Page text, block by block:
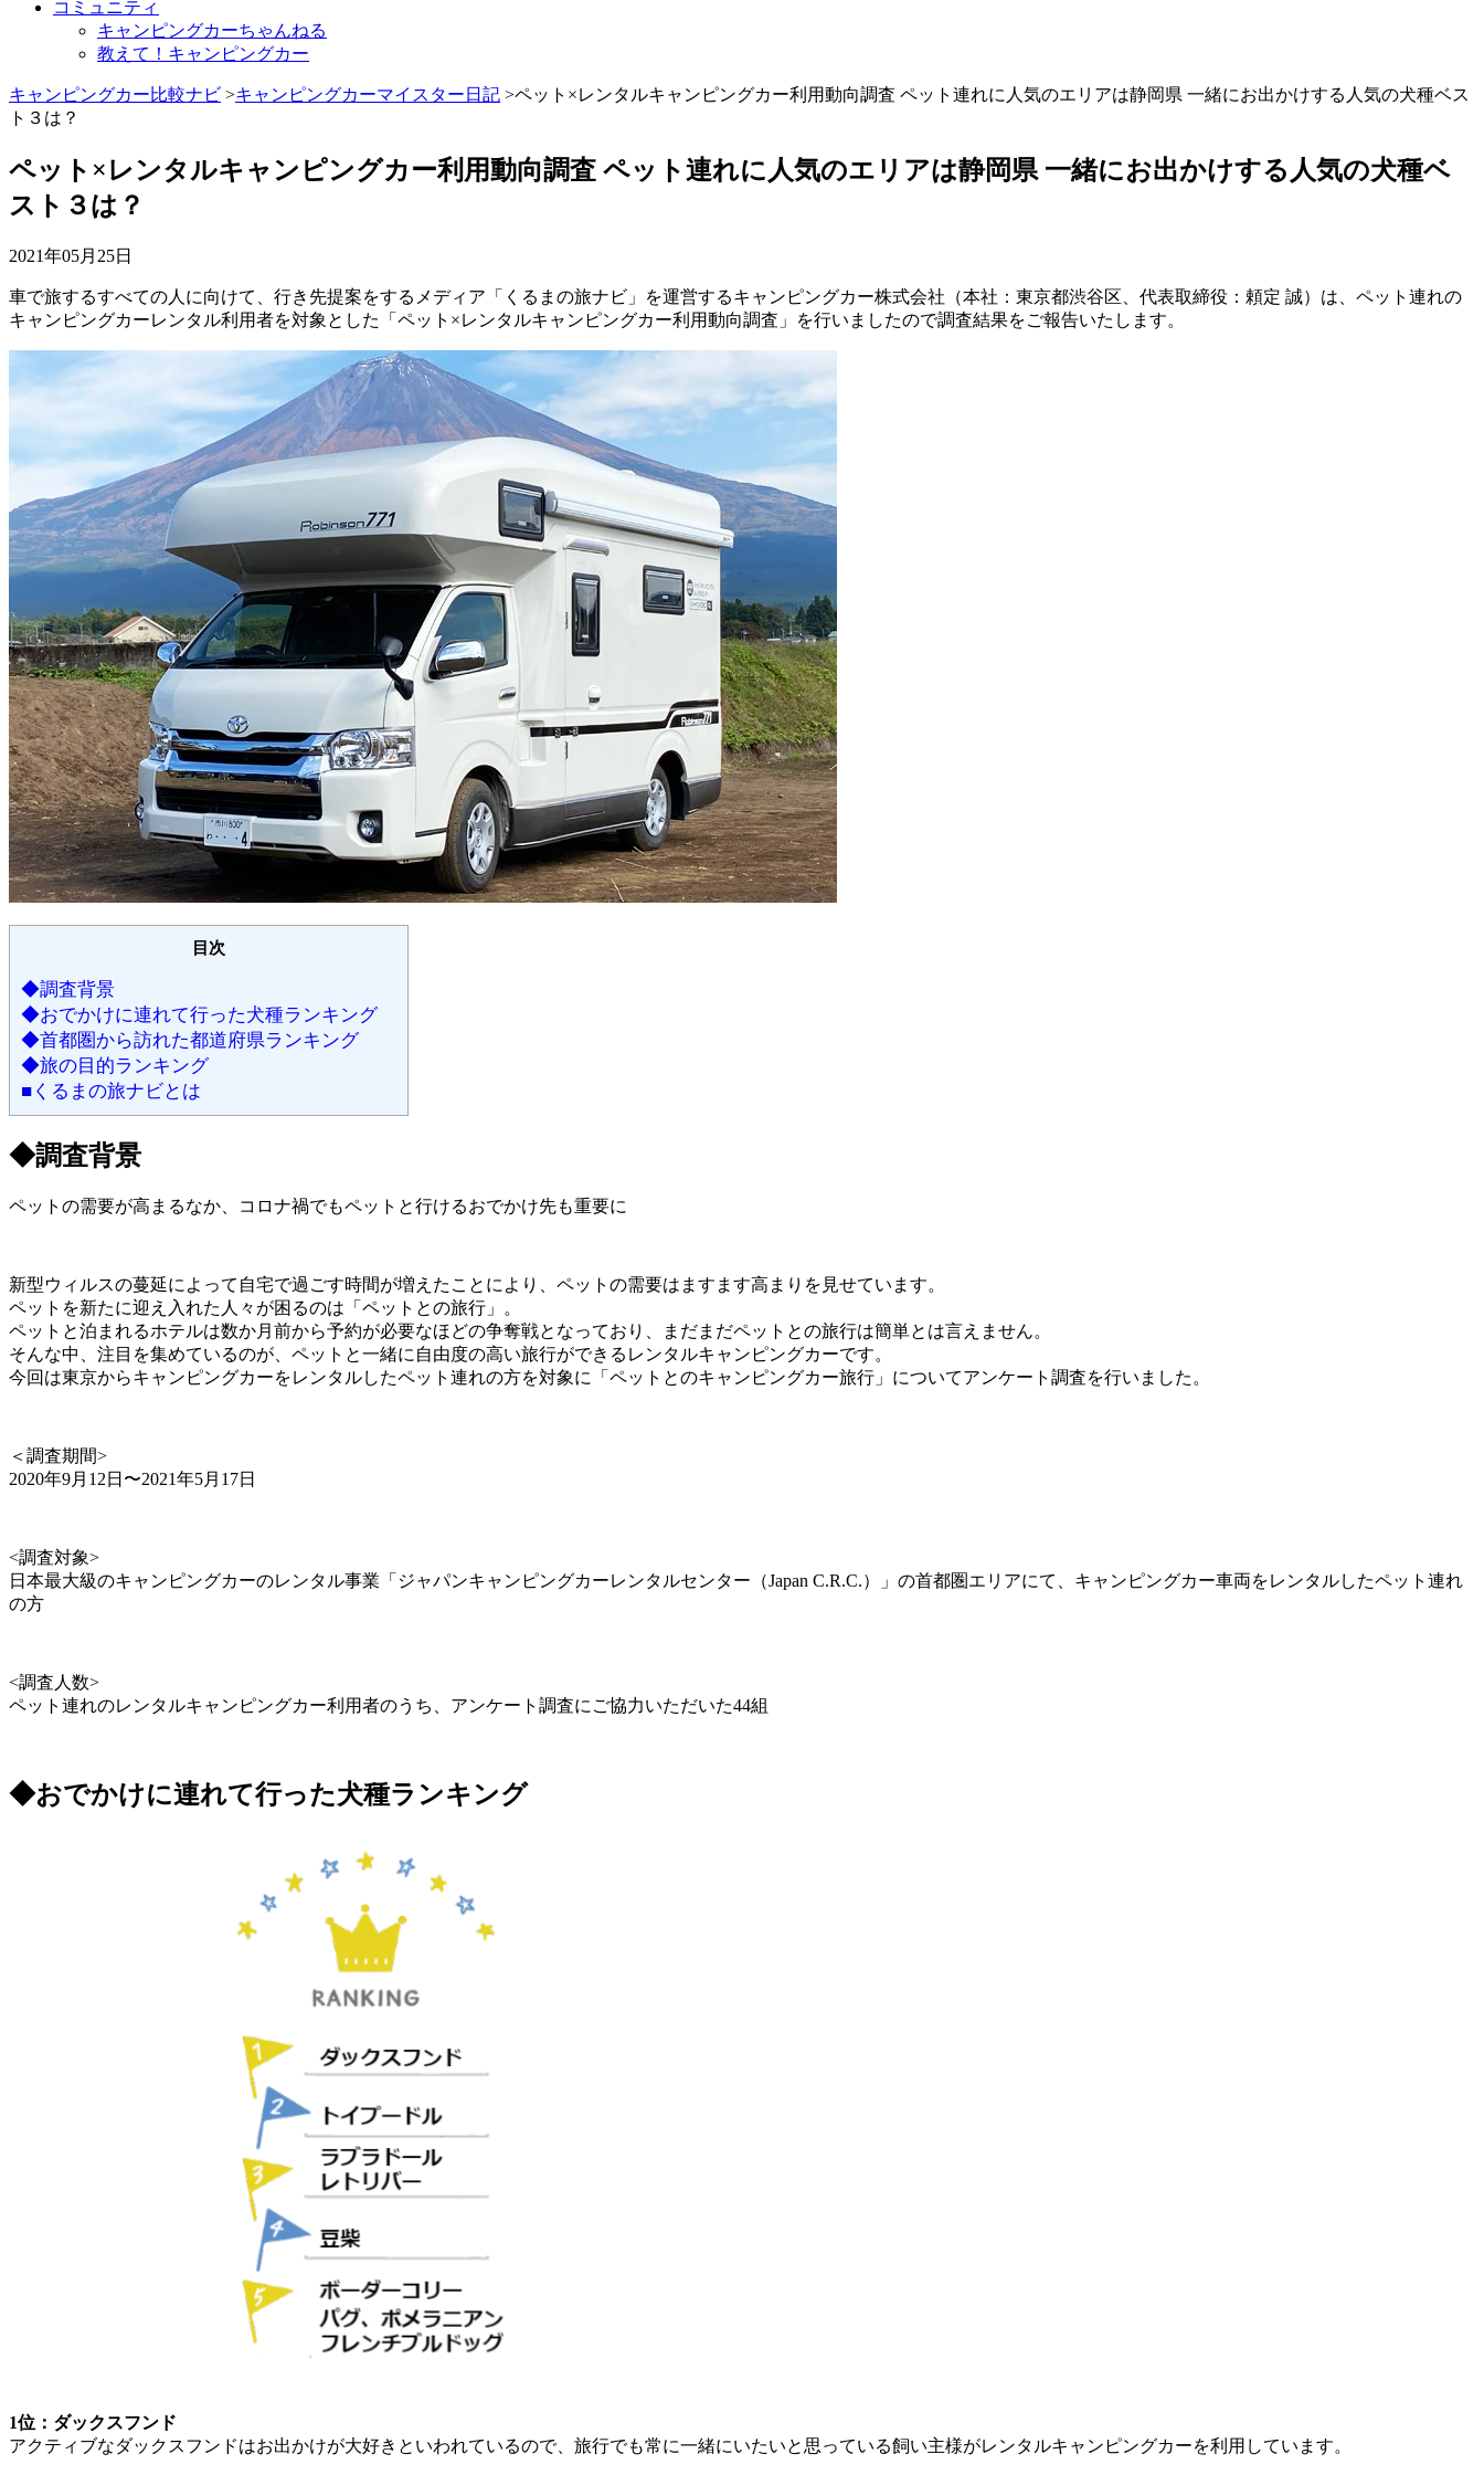
コミュニティ
キャンピングカーちゃんねる
教えて！キャンピングカー
キャンピングカー比較ナビ >キャンピングカーマイスター日記 >ペット×レンタルキャンピングカー利用動向調査 ペット連れに人気のエリアは静岡県 一緒にお出かけする人気の犬種ベス
ト３は？
ペット×レンタルキャンピングカー利用動向調査 ペット連れに人気のエリアは静岡県 一緒にお出かけする人気の犬種ベ
スト３は？
2021年05月25日
車で旅するすべての人に向けて、行き先提案をするメディア「くるまの旅ナビ」を運営するキャンピングカー株式会社（本社：東京都渋谷区、代表取締役：頼定 誠）は、ペット連れの
キャンピングカーレンタル利用者を対象とした「ペット×レンタルキャンピングカー利用動向調査」を行いましたので調査結果をご報告いたします。
目次
◆調査背景
◆おでかけに連れて行った犬種ランキング
◆首都圏から訪れた都道府県ランキング
◆旅の目的ランキング
■くるまの旅ナビとは
◆調査背景
ペットの需要が高まるなか、コロナ禍でもペットと行けるおでかけ先も重要に
新型ウィルスの蔓延によって自宅で過ごす時間が増えたことにより、ペットの需要はますます高まりを見せています。
ペットを新たに迎え入れた人々が困るのは「ペットとの旅行」。
ペットと泊まれるホテルは数か月前から予約が必要なほどの争奪戦となっており、まだまだペットとの旅行は簡単とは言えません。
そんな中、注目を集めているのが、ペットと一緒に自由度の高い旅行ができるレンタルキャンピングカーです。
今回は東京からキャンピングカーをレンタルしたペット連れの方を対象に「ペットとのキャンピングカー旅行」についてアンケート調査を行いました。
＜調査期間>
2020年9月12日〜2021年5月17日
<調査対象>
日本最大級のキャンピングカーのレンタル事業「ジャパンキャンピングカーレンタルセンター（Japan C.R.C.）」の首都圏エリアにて、キャンピングカー車両をレンタルしたペット連れ
の方
<調査人数>
ペット連れのレンタルキャンピングカー利用者のうち、アンケート調査にご協力いただいた44組
◆おでかけに連れて行った犬種ランキング
1位：ダックスフンド
アクティブなダックスフンドはお出かけが大好きといわれているので、旅行でも常に一緒にいたいと思っている飼い主様がレンタルキャンピングカーを利用しています。